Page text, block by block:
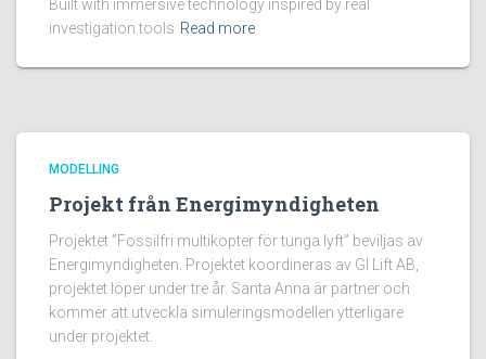
Built with immersive technology inspired by real
investigation tools Read more
MODELLING
Projekt från Energimyndigheten
Projektet ”Fossilfri multikopter för tunga lyft” beviljas av
Energimyndigheten. Projektet koordineras av GI Lift AB,
projektet löper under tre år. Santa Anna är partner och
kommer att utveckla simuleringsmodellen ytterligare
under projektet.